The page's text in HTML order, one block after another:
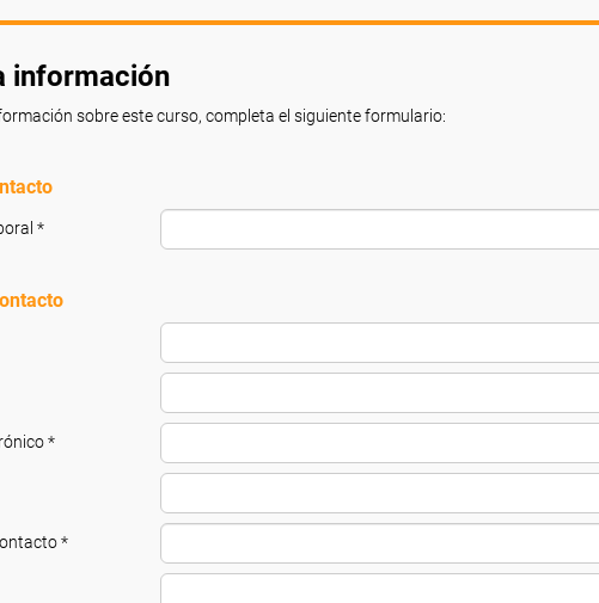
información
sobre este curso, completa el siguiente formulario:
*
*
*